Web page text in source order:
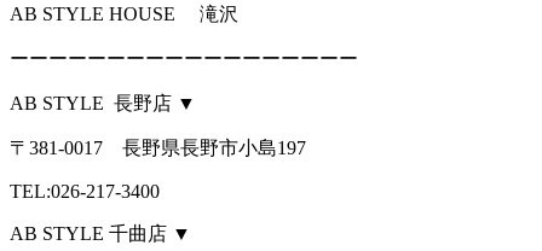
AB STYLE HOUSE 滝沢
ーーーーーーーーーーーーーーーーーー
AB STYLE 長野店 ▼
〒381-0017 長野県長野市小島197
TEL:026-217-3400
AB STYLE 千曲店 ▼